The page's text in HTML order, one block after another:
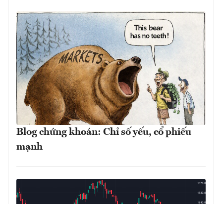
Blog chứng khoán: Chỉ số yếu, cổ phiếu
mạnh